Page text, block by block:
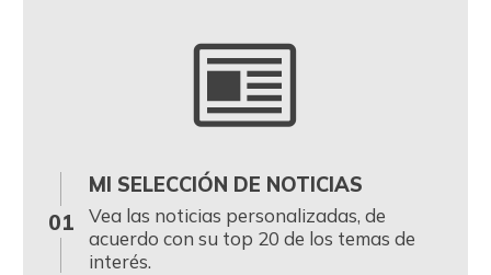
01
MI SELECCIÓN DE NOTICIAS
Vea las noticias personalizadas, de
acuerdo con su top 20 de los temas de
interés.